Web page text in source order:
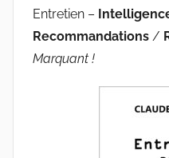
GRIESMAR
Entretien –
Recommandations /
Marquant !